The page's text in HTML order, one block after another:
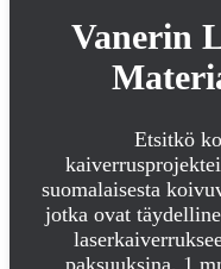
Vanerin
Etsitkö
suomalaisesta
jotka ovat